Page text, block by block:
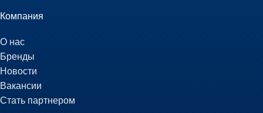
Компания
О нас
Бренды
Новости
Вакансии
Стать партнером